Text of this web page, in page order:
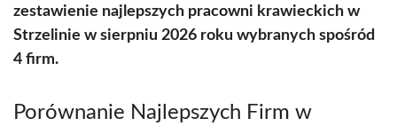
zestawienie najlepszych pracowni krawieckich w
Strzelinie w sierpniu 2026 roku wybranych spośród
4 firm.
Porównanie Najlepszych Firm w